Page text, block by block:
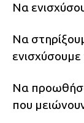
Να
Να
ενισχύσουμε
Να
που